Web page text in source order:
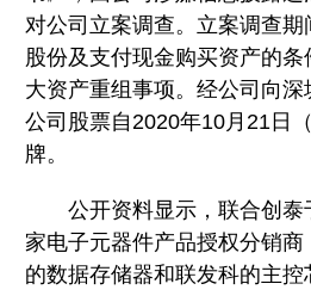
对公司立案调查。立案调查
股份及支付现金购买资产的
大资产重组事项。经公司向深
公司股票自2020年10月21日
牌。
公开资料显示，联合创泰
家电子元器件产品授权分销
的数据存储器和联发科的主控